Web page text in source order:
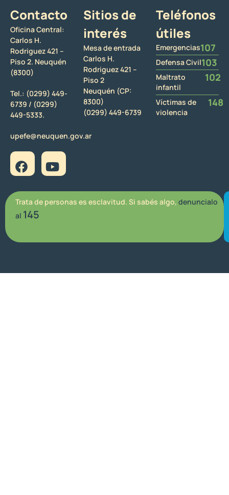
Contacto
Oficina Central:
Carlos H.
Rodriguez 421 –
Piso 2. Neuquén
(8300)
Tel.: (0299) 449-
6739 / (0299)
449-5333.
upefe@neuquen.gov.ar
Sitios de
interés
Mesa de entrada
Carlos H.
Rodriguez 421 –
Piso 2
Neuquén (CP:
8300)
(0299) 449-6739
Teléfonos
útiles
Emergencias107
Defensa Civil103
Maltrato
infantil
102
Víctimas de
violencia
148
Trata de personas es esclavitud. Si sabés algo, denuncialo
al 145